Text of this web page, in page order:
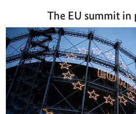
The EU summit in